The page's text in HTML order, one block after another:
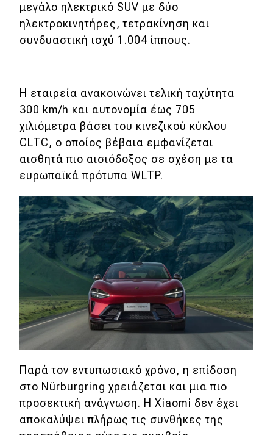
Οδική βοήθεια
DRIVE USED
μεγάλο ηλεκτρικό SUV με δύο
ηλεκτροκινητήρες, τετρακίνηση και
συνδυαστική ισχύ 1.004 ίππους.
Η εταιρεία ανακοινώνει τελική ταχύτητα
300 km/h και αυτονομία έως 705
χιλιόμετρα βάσει του κινεζικού κύκλου
CLTC, ο οποίος βέβαια εμφανίζεται
αισθητά πιο αισιόδοξος σε σχέση με τα
ευρωπαϊκά πρότυπα WLTP.
Παρά τον εντυπωσιακό χρόνο, η επίδοση
στο Nürburgring χρειάζεται και μια πιο
προσεκτική ανάγνωση. Η Xiaomi δεν έχει
αποκαλύψει πλήρως τις συνθήκες της